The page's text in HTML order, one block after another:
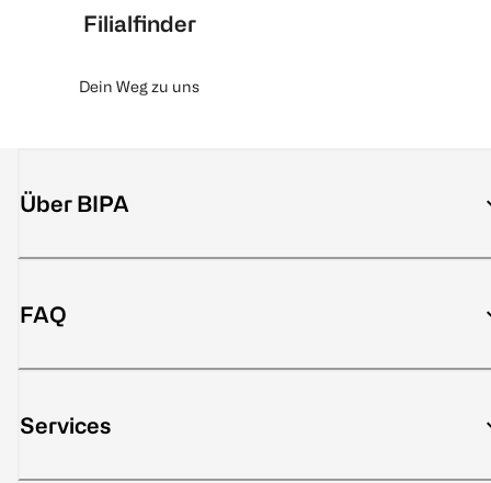
Filialfinder
Dein Weg zu uns
Über BIPA
FAQ
Services